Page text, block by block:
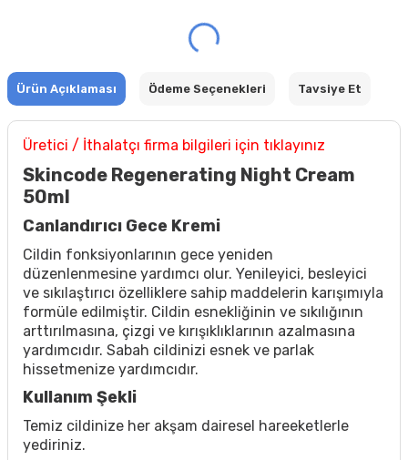
Ürün Açıklaması Ödeme Seçenekleri Tavsiye Et
Üretici / İthalatçı firma bilgileri için tıklayınız
Skincode Regenerating Night Cream
50ml
Canlandırıcı Gece Kremi
Cildin fonksiyonlarının gece yeniden
düzenlenmesine yardımcı olur. Yenileyici, besleyici
ve sıkılaştırıcı özelliklere sahip maddelerin karışımıyla
formüle edilmiştir. Cildin esnekliğinin ve sıkılığının
arttırılmasına, çizgi ve kırışıklıklarının azalmasına
yardımcıdır. Sabah cildinizi esnek ve parlak
hissetmenize yardımcıdır.
Kullanım Şekli
Temiz cildinize her akşam dairesel hareeketlerle
yediriniz.